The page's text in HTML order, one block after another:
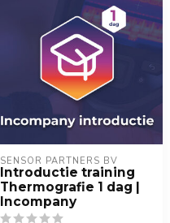
SENSOR PARTNERS BV
Introductie training
Thermografie 1 dag |
Incompany